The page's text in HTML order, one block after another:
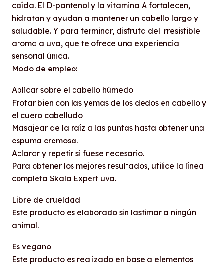
caída. El D-pantenol y la vitamina A fortalecen,
hidratan y ayudan a mantener un cabello largo y
saludable. Y para terminar, disfruta del irresistible
aroma a uva, que te ofrece una experiencia
sensorial única.
Modo de empleo:
Aplicar sobre el cabello húmedo
Frotar bien con las yemas de los dedos en cabello y
el cuero cabelludo
Masajear de la raíz a las puntas hasta obtener una
espuma cremosa.
Aclarar y repetir si fuese necesario.
Para obtener los mejores resultados, utilice la línea
completa Skala Expert uva.
Libre de crueldad
Este producto es elaborado sin lastimar a ningún
animal.
Es vegano
Este producto es realizado en base a elementos